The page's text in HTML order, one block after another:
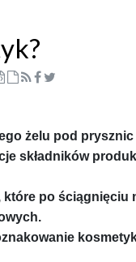
żelu pod
składników
które po ściągnięciu